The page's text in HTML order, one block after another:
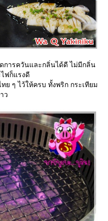
การควันและกลิ่นได้ดี ไม่มีกลิ่น
ฟก็แรงดี
ย ๆ ไว้ให้ครบ ทั้งพริก กระเทียม
ว